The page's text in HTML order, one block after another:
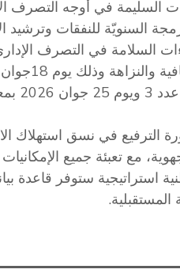
في أوجه التصرف
السنويّة للنفقات وترشيد
في التصرف الإداري
1و2
في نسق استهلاك
مع تعبئة جميع
استراتيجية ستوفر قاعدة